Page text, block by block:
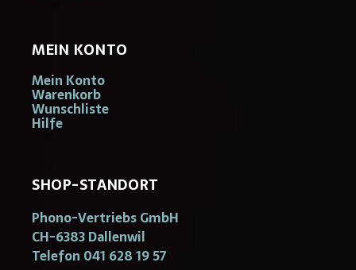
MEIN KONTO
Mein Konto
Warenkorb
Wunschliste
Hilfe
SHOP-STANDORT
Phono-Vertriebs GmbH
CH-6383 Dallenwil
Telefon 041 628 19 57